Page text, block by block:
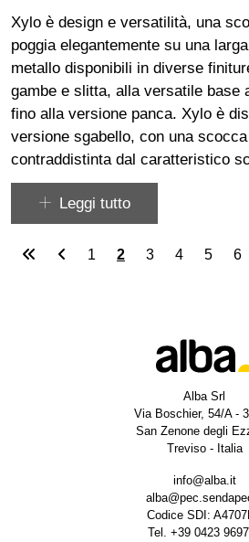
Xylo è design e versatilità, una
poggia elegantemente su una
metallo disponibili in diverse
gambe e slitta, alla versatile base
fino alla versione panca. Xylo è
versione sgabello, con una
contraddistinta dal caratteristico
Leggi tutto
1 2 3 4 5 6
Alba Srl
Via Boschier, 54/A -
San Zenone degli
Treviso - Italia
info@alba.it
Codice SDI:
Tel. +39 0423